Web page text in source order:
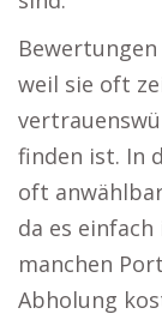
weil sie oft
finden ist. In
oft
da es
manchen
Abholung